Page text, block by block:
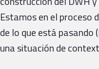
Estamos en el proceso
de lo que está pasando
una situación de